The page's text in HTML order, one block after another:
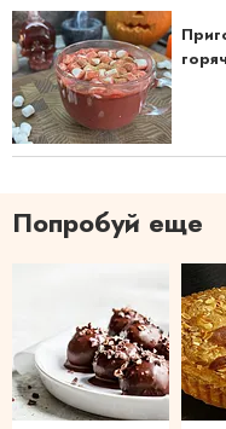
Попробуй еще